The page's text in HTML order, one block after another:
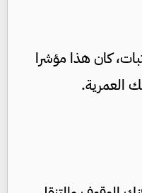
كان هذا مؤشرا
العمرية.